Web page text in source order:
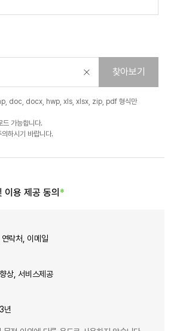
찾아보기
doc, docx, hwp, xls, xlsx, zip, pdf 형식만
가능합니다.
하시기 바랍니다.
이용 제공 동의 *
락처, 이메일
상, 서비스제공
년